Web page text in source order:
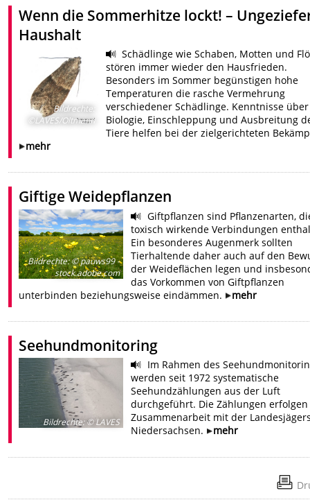
Wenn die Sommerhitze lockt! –
Haushalt
Bildrechte:
©LAVES/Oltmann
Schädlinge wie Schaben, Motten und
stören immer wieder den Hausfrieden.
Besonders im Sommer begünstigen hohe
Temperaturen die rasche Vermehrung
verschiedener Schädlinge. Kenntnisse über
Biologie, Einschleppung und Ausbreitung
Tiere helfen bei der zielgerichteten
mehr
Giftige Weidepflanzen
Bildrechte:© pauws99 -
stock.adobe.com
Giftpflanzen sind Pflanzenarten,
toxisch wirkende Verbindungen
Ein besonderes Augenmerk sollten
Tierhaltende daher auch auf den
der Weideflächen legen und
das Vorkommen von Giftpflanzen
unterbinden beziehungsweise eindämmen.
mehr
Seehundmonitoring
Bildrechte:© LAVES
Im Rahmen des
werden seit 1972 systematische
Seehundzählungen aus der Luft
durchgeführt. Die Zählungen
Zusammenarbeit mit der
Niedersachsen.
mehr